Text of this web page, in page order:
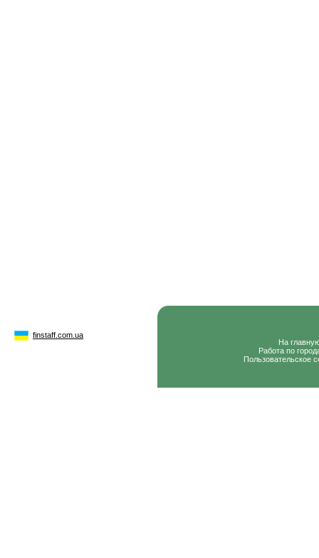
finstaff.com.ua
На
Работа по
Пользовательское